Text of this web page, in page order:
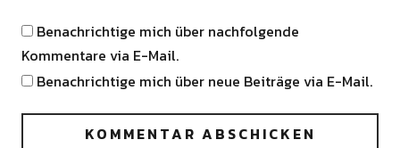
Benachrichtige mich über nachfolgende
Kommentare via E-Mail.
Benachrichtige mich über neue Beiträge via E-Mail.